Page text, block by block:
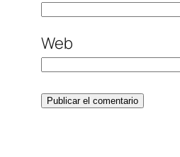
Web